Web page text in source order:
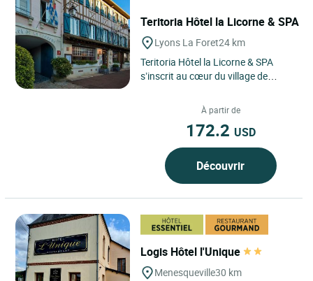
Teritoria Hôtel la Licorne & SPA
Lyons La Foret24 km
Teritoria Hôtel la Licorne & SPA
s’inscrit au cœur du village de
À partir de
172.2 USD
Découvrir
Logis Hôtel l'Unique
Menesqueville30 km